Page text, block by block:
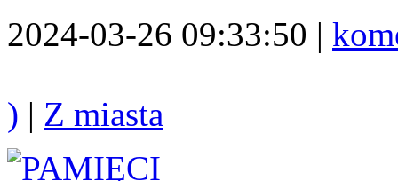
2024-03-26 09:33:50 |
) | Z miasta